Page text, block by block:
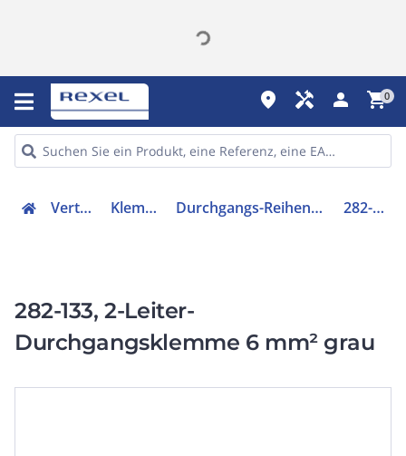
place handyman person shopping_cart0
Verteiler Klemmen Durchgangs-Reihenklemme 282-133
282-133, 2-Leiter-
Durchgangsklemme 6 mm² grau